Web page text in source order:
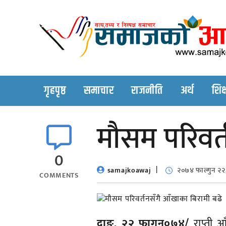
गृहपृष्ठ समाचार राजनीति अर्थ
0
COMMENTS
मौसम
samajkoawaj २०७४ फाल्गुन